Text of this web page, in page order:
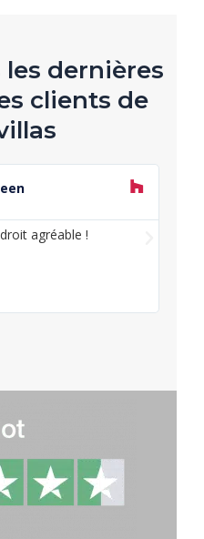
dernières
clients de
L
i
e
agréable !